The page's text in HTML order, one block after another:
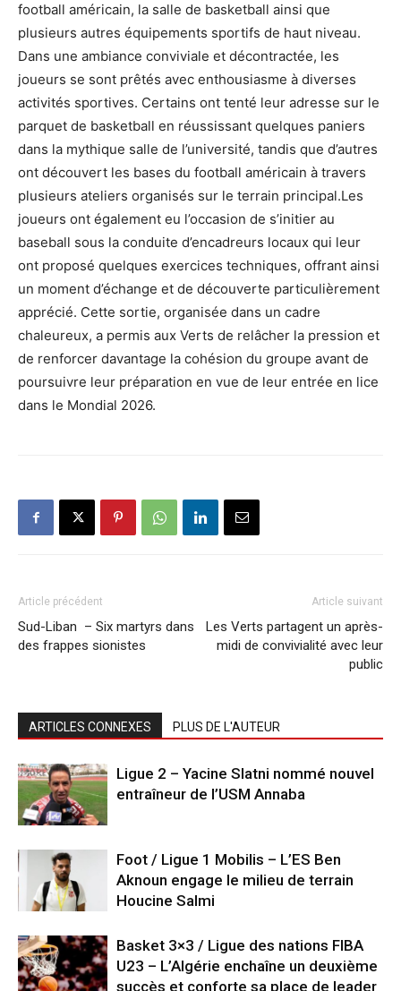
football américain, la salle de basketball ainsi que
plusieurs autres équipements sportifs de haut niveau.
Dans une ambiance conviviale et décontractée, les
joueurs se sont prêtés avec enthousiasme à diverses
activités sportives. Certains ont tenté leur adresse sur le
parquet de basketball en réussissant quelques paniers
dans la mythique salle de l’université, tandis que d’autres
ont découvert les bases du football américain à travers
plusieurs ateliers organisés sur le terrain principal.Les
joueurs ont également eu l’occasion de s’initier au
baseball sous la conduite d’encadreurs locaux qui leur
ont proposé quelques exercices techniques, offrant ainsi
un moment d’échange et de découverte particulièrement
apprécié. Cette sortie, organisée dans un cadre
chaleureux, a permis aux Verts de relâcher la pression et
de renforcer davantage la cohésion du groupe avant de
poursuivre leur préparation en vue de leur entrée en lice
dans le Mondial 2026.
Article précédent
Sud-Liban – Six martyrs dans
des frappes sionistes
Article suivant
Les Verts partagent un après-
midi de convivialité avec leur
public
ARTICLES CONNEXES PLUS DE L'AUTEUR
Ligue 2 – Yacine Slatni nommé nouvel
entraîneur de l’USM Annaba
Foot / Ligue 1 Mobilis – L’ES Ben
Aknoun engage le milieu de terrain
Houcine Salmi
Basket 3×3 / Ligue des nations FIBA
U23 – L’Algérie enchaîne un deuxième
succès et conforte sa place de leader